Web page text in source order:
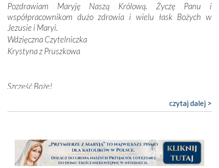
Byli tym razem pośród Apostołów Fatimy reprezentanci
każdego spośród żyjących pokoleń. Najmłodszy uczestnik
liczył sobie 13 lat, zaś senior, pan Zdzisław – już 94.
Całe życie marzyłem, by tu przyjechać
rozmowie.
bez obecności duszpasterza – księdza Krzysztofa.
wysłuchania Mszy Świętej, dawał on wyrazy swej
Każdy z nas przywiózł Matce Bożej bagaż własnych
intencji, od tych najbardziej osobistych po zbiorowe –
Pozdrawiam Maryję Naszą Królową. Życzę Panu i
współpracownikom dużo zdrowia i wielu łask Bożych w
Jezusie i Maryi.
Wdzięczna Czytelniczka
Krystyna z Pruszkowa
Szczęść Boże!
to pismo, które bardzo sobie cenię i szanuję. Redagujecie
nas prowadzi!
Barbara
czytaj dalej >